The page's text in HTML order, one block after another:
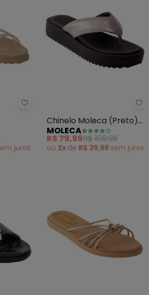
Perfecta - Chinelo Papete
juros
Chinelo Moleca (Preto)
em Sintético
MOLECA
R$ 79,99R$ 109,99
ou 2x de R$ 39,99 sem juros